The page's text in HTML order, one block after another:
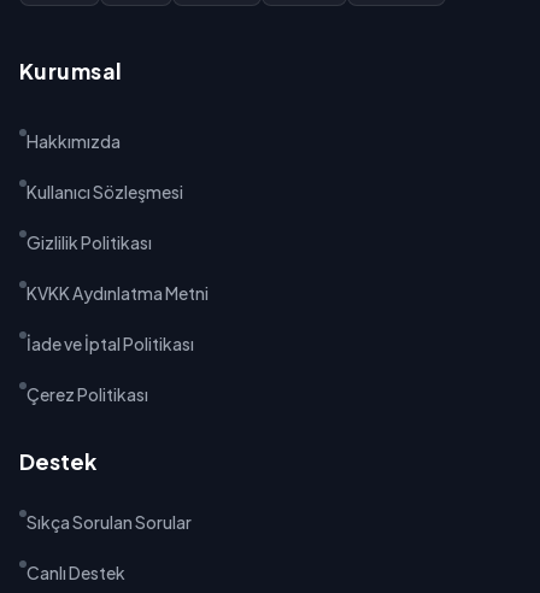
Kurumsal
Hakkımızda
Kullanıcı Sözleşmesi
Gizlilik Politikası
KVKK Aydınlatma Metni
İade ve İptal Politikası
Çerez Politikası
Destek
Sıkça Sorulan Sorular
Canlı Destek